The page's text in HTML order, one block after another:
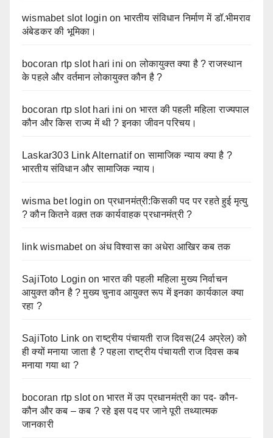
wismabet slot login on भारतीय संविधान निर्माण में डॉ.भीमराव
अंबेडकर की भूमिका।
bocoran rtp slot hari ini onलोकायुक्त क्या है ? राजस्थान
के पहले और वर्तमान लोकायुक्त कौन है ?
bocoran rtp slot hari ini on भारत की पहली महिला राज्यपाल
कौन और किस राज्य में थी ? इनका जीवन परिचय।
Laskar303 Link Alternatifonसामाजिक न्याय क्या है ?
भारतीय संविधान और सामाजिक न्याय।
wisma bet login onप्रधानमंत्री:किसकी पद पर रहते हुई मृत्यु
? कौन कितने वक़्त तक कार्यवाहक प्रधानमंत्री ?
link wismabetonअंध विश्वास का अधेरा आखिर कब तक
SajiToto Login on भारत की पहली महिला मुख्य निर्वाचन
आयुक्त कौन है ? मुख्य चुनाव आयुक्त रूप में इनका कार्यकाल क्या
रहा ?
SajiToto Link onराष्ट्रीय पंचायती राज दिवस(24 अप्रेल) को
ही क्यों मनाया जाता है ? पहला राष्ट्रीय पंचायती राज दिवस कब
मनाया गया था ?
bocoran rtp slotonभारत में उप प्रधानमंत्री का पद- कौन-
कौन और कब – कब ? रहे इस पद पर जाने पूरी तथ्यात्मक
जानकारी